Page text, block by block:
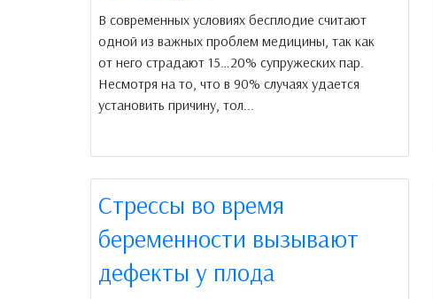
В современных условиях бесплодие считают
одной из важных проблем медицины, так как
от него страдают 15…20% супружеских пар.
Несмотря на то, что в 90% случаях удается
установить причину, тол...
Стрессы во время
беременности вызывают
дефекты у плода